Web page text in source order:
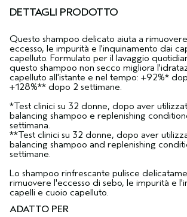
DETTAGLI PRODOTTO
Questo shampoo delicato aiuta a
eccesso, le impurità e l'inquinamento dai
capelluto. Formulato per il lavaggio
questo shampoo non secco migliora
capelluto all'istante e nel tempo: +92%*
+128%** dopo 2 settimane.
*Test clinici su 32 donne, dopo aver
balancing shampoo e replenishing
settimana.
**Test clinici su 32 donne, dopo aver
balancing shampoo and replenishing
settimane.
Lo shampoo rinfrescante pulisce
rimuovere l'eccesso di sebo, le impurità e
capelli e cuoio capelluto.
ADATTO PER